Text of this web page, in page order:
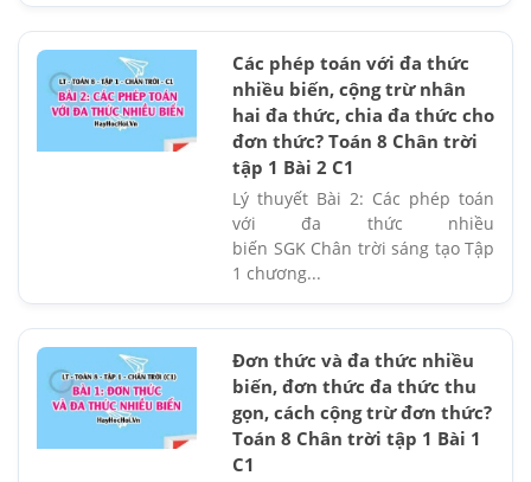
Các phép toán với đa thức
nhiều biến, cộng trừ nhân
hai đa thức, chia đa thức cho
đơn thức? Toán 8 Chân trời
tập 1 Bài 2 C1
Lý thuyết Bài 2: Các phép toán
với đa thức nhiều
biến SGK Chân trời sáng tạo Tập
1 chương...
Đơn thức và đa thức nhiều
biến, đơn thức đa thức thu
gọn, cách cộng trừ đơn thức?
Toán 8 Chân trời tập 1 Bài 1
C1